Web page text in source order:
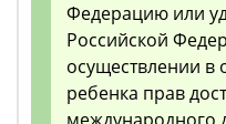
Федерацию или
Российской
осуществлении в
ребенка прав